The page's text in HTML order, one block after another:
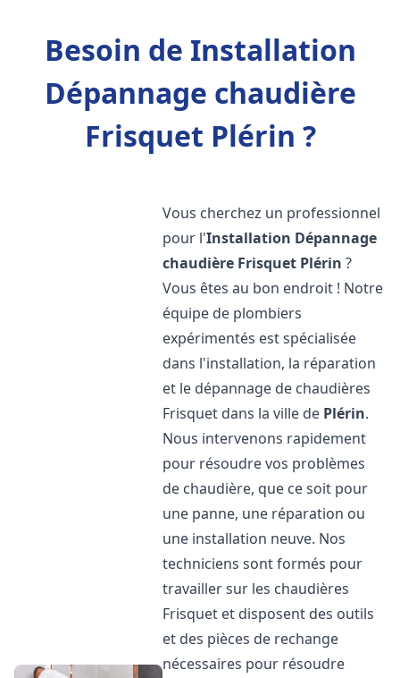
Besoin de Installation
Dépannage chaudière
Frisquet Plérin ?
Vous cherchez un professionnel
pour l'Installation Dépannage
chaudière Frisquet Plérin ?
Vous êtes au bon endroit ! Notre
équipe de plombiers
expérimentés est spécialisée
dans l'installation, la réparation
et le dépannage de chaudières
Frisquet dans la ville de Plérin.
Nous intervenons rapidement
pour résoudre vos problèmes
de chaudière, que ce soit pour
une panne, une réparation ou
une installation neuve. Nos
techniciens sont formés pour
travailler sur les chaudières
Frisquet et disposent des outils
et des pièces de rechange
nécessaires pour résoudre